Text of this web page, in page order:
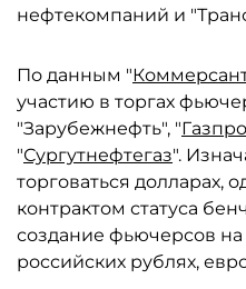
нефтекомпаний и
По данным "
участию в торгах
"Зарубежнефть", "
"Сургутнефтегаз".
торговаться долларах,
контрактом статуса
создание фьючерсов
российских рублях,